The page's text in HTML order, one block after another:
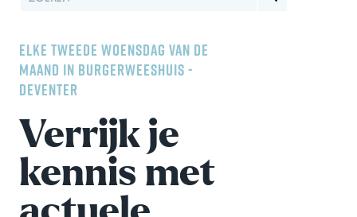
ELKE TWEEDE WOENSDAG VAN DE
MAAND IN BURGERWEESHUIS -
DEVENTER
Verrijk je
kennis met